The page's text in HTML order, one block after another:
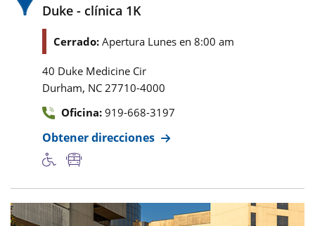
Duke - clínica 1K
Cerrado: Apertura Lunes en 8:00 am
40 Duke Medicine Cir
Durham, NC 27710-4000
Oficina: 919-668-3197
Obtener direcciones